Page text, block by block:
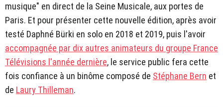
musique" en direct de la Seine Musicale, aux portes de
Paris. Et pour présenter cette nouvelle édition, après avoir
testé Daphné Bürki en solo en 2018 et 2019, puis l'avoir
accompagnée par dix autres animateurs du groupe France
Télévisions l'année dernière, le service public fera cette
fois confiance à un binôme composé de Stéphane Bern et
de Laury Thilleman.